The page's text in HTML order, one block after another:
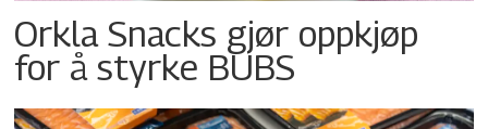
Orkla Snacks gjør oppkjøp
for å styrke BUBS